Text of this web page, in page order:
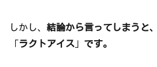
しかし、 結論から言ってしまうと
「ラクトアイス 」 です。